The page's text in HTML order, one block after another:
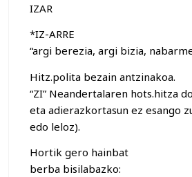
IZAR
*IZ-ARRE
“argi berezia, argi bizia,
Hitz.polita bezain antzinakoa.
“ZI” Neandertalaren hots.hitza
eta adierazkortasun ez esango
edo leloz).
Hortik gero hainbat
berba bisilabazko: